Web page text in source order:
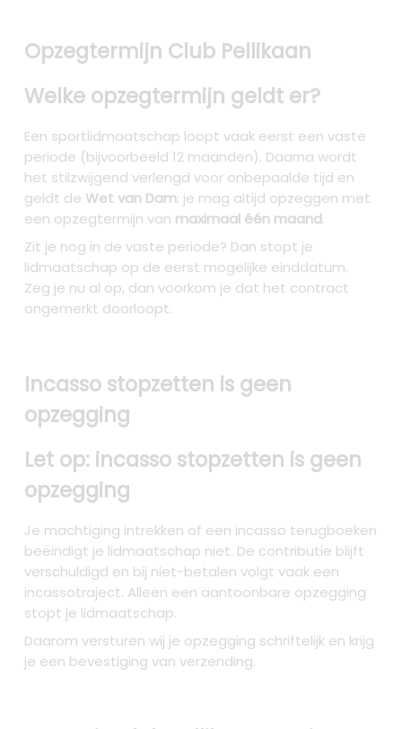
Opzegtermijn Club Pellikaan
Welke opzegtermijn geldt er?
Een sportlidmaatschap loopt vaak eerst een vaste
periode (bijvoorbeeld 12 maanden). Daarna wordt
het stilzwijgend verlengd voor onbepaalde tijd en
geldt de Wet van Dam: je mag altijd opzeggen met
een opzegtermijn van maximaal één maand.
Zit je nog in de vaste periode? Dan stopt je
lidmaatschap op de eerst mogelijke einddatum.
Zeg je nu al op, dan voorkom je dat het contract
ongemerkt doorloopt.
Incasso stopzetten is geen
opzegging
Let op: incasso stopzetten is geen
opzegging
Je machtiging intrekken of een incasso terugboeken
beëindigt je lidmaatschap niet. De contributie blijft
verschuldigd en bij niet-betalen volgt vaak een
incassotraject. Alleen een aantoonbare opzegging
stopt je lidmaatschap.
Daarom versturen wij je opzegging schriftelijk en krijg
je een bevestiging van verzending.